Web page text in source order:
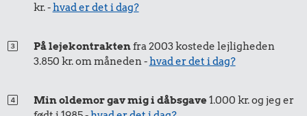
kr. -hvad er det i dag?
På lejekontraktenfra 2003 kostede lejligheden
3.850 kr. om måneden -hvad er det i dag?
Min oldemor gav mig i dåbsgave1.000 kr. og jeg er